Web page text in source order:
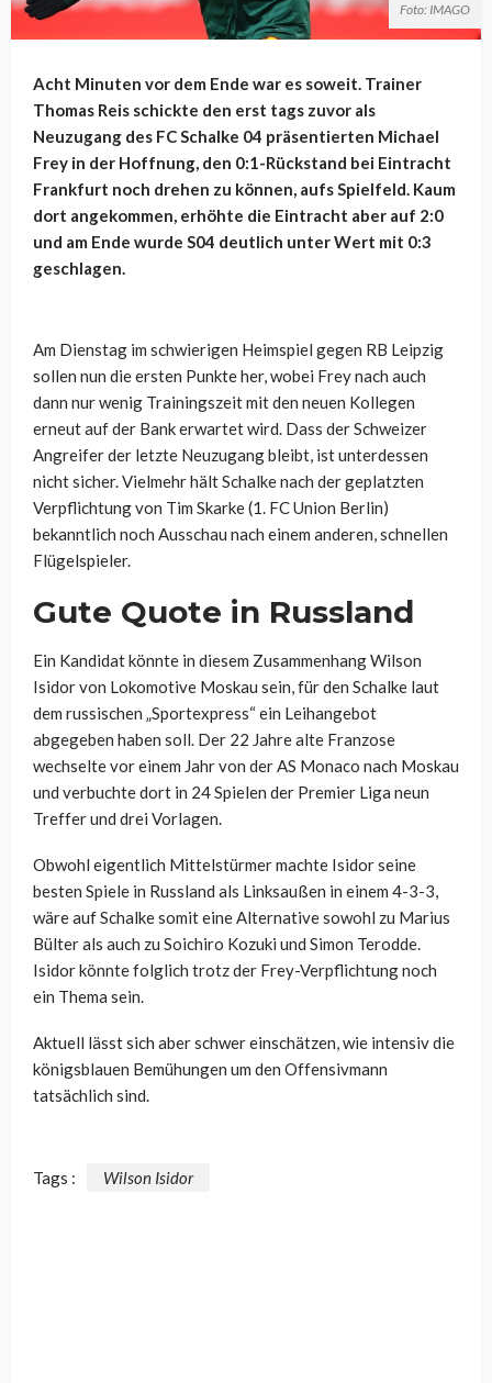
Foto: IMAGO
Acht Minuten vor dem Ende war es soweit. Trainer
Thomas Reis schickte den erst tags zuvor als
Neuzugang des FC Schalke 04 präsentierten Michael
Frey in der Hoffnung, den 0:1-Rückstand bei Eintracht
Frankfurt noch drehen zu können, aufs Spielfeld. Kaum
dort angekommen, erhöhte die Eintracht aber auf 2:0
und am Ende wurde S04 deutlich unter Wert mit 0:3
geschlagen.
Am Dienstag im schwierigen Heimspiel gegen RB Leipzig
sollen nun die ersten Punkte her, wobei Frey nach auch
dann nur wenig Trainingszeit mit den neuen Kollegen
erneut auf der Bank erwartet wird. Dass der Schweizer
Angreifer der letzte Neuzugang bleibt, ist unterdessen
nicht sicher. Vielmehr hält Schalke nach der geplatzten
Verpflichtung von Tim Skarke (1. FC Union Berlin)
bekanntlich noch Ausschau nach einem anderen, schnellen
Flügelspieler.
Gute Quote in Russland
Ein Kandidat könnte in diesem Zusammenhang Wilson
Isidor von Lokomotive Moskau sein, für den Schalke laut
dem russischen „Sportexpress“ ein Leihangebot
abgegeben haben soll. Der 22 Jahre alte Franzose
wechselte vor einem Jahr von der AS Monaco nach Moskau
und verbuchte dort in 24 Spielen der Premier Liga neun
Treffer und drei Vorlagen.
Obwohl eigentlich Mittelstürmer machte Isidor seine
besten Spiele in Russland als Linksaußen in einem 4-3-3,
wäre auf Schalke somit eine Alternative sowohl zu Marius
Bülter als auch zu Soichiro Kozuki und Simon Terodde.
Isidor könnte folglich trotz der Frey-Verpflichtung noch
ein Thema sein.
Aktuell lässt sich aber schwer einschätzen, wie intensiv die
königsblauen Bemühungen um den Offensivmann
tatsächlich sind.
Tags : Wilson Isidor